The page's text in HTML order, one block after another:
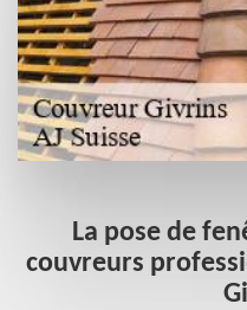
La pose de
couvreurs